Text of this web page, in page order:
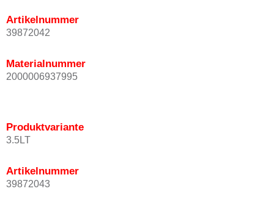
Artikelnummer
39872042
Materialnummer
2000006937995
Produktvariante
3.5LT
Artikelnummer
39872043